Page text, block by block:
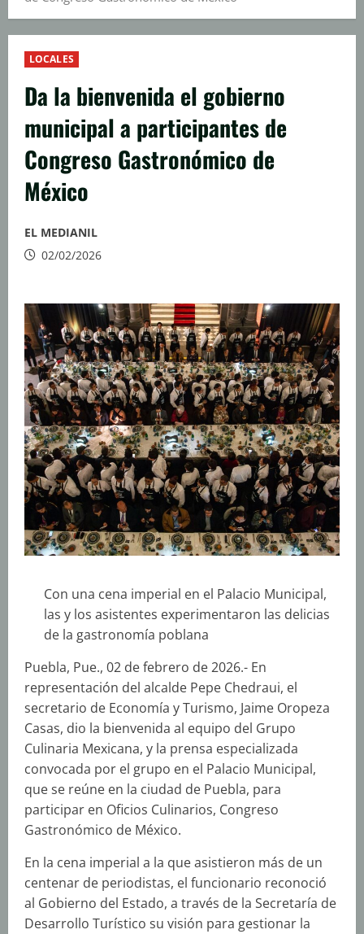
LOCALES
Da la bienvenida el gobierno
municipal a participantes de
Congreso Gastronómico de
México
EL MEDIANIL
02/02/2026
Con una cena imperial en el Palacio Municipal,
las y los asistentes experimentaron las delicias
de la gastronomía poblana
Puebla, Pue., 02 de febrero de 2026.- En
representación del alcalde Pepe Chedraui, el
secretario de Economía y Turismo, Jaime Oropeza
Casas, dio la bienvenida al equipo del Grupo
Culinaria Mexicana, y la prensa especializada
convocada por el grupo en el Palacio Municipal,
que se reúne en la ciudad de Puebla, para
participar en Oficios Culinarios, Congreso
Gastronómico de México.
En la cena imperial a la que asistieron más de un
centenar de periodistas, el funcionario reconoció
al Gobierno del Estado, a través de la Secretaría de
Desarrollo Turístico su visión para gestionar la